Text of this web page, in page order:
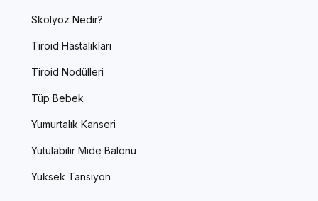
Skolyoz Nedir?
Tiroid Hastalıkları
Tiroid Nodülleri
Tüp Bebek
Yumurtalık Kanseri
Yutulabilir Mide Balonu
Yüksek Tansiyon